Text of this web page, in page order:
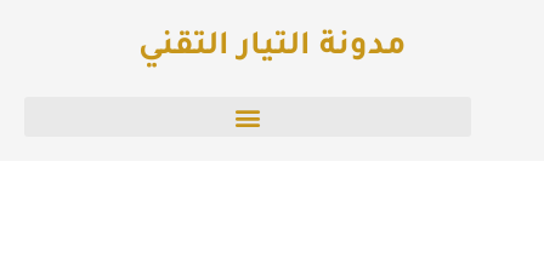
مدونة التيار التقني